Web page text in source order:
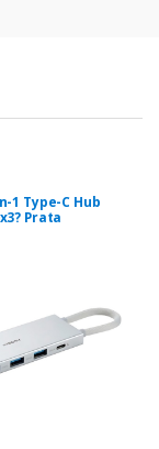
1 Type-C Hub
Prata